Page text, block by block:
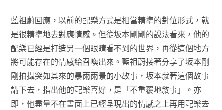
藍祖蔚回應，以前的配樂方式是相當精準的對位形式，就
是很精準地去對應情感。但從坂本剛剛的說法看來，他的
配樂已經是打造另一個眼睛看不到的世界，再從這個地方
將可能存在的情感給召喚出來。藍祖蔚接著分享了坂本剛
剛拍攝突如其來的暴雨雨景的小故事，坂本就著這個故事
講下去，指出他的配樂喜好，是「不重覆地敘事」。亦
即，他盡量不在畫面上已經呈現出的情感之上再用配樂去